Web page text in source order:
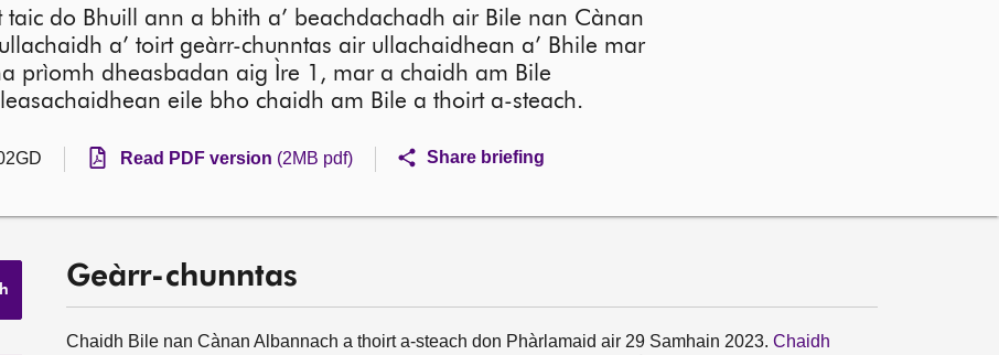
taic do Bhuill ann a bhith a’ beachdachadh air Bile nan Cànan
a’ toirt geàrr-chunntas air ullachaidhean a’ Bhile mar
prìomh dheasbadan aig Ìre 1, mar a chaidh am Bile
eile bho chaidh am Bile a thoirt a-steach.
Read PDF version (2MB pdf) Share briefing
Geàrr-chunntas
Chaidh Bile nan Cànan Albannach a thoirt a-steach don Phàrlamaid air 29 Samhain 2023. Chaidh